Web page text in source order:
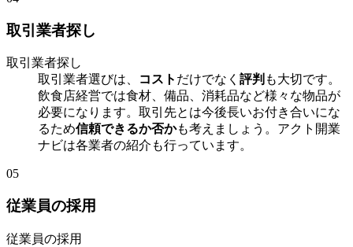
取引業者探し
取引業者探し
取引業者選びは、
コスト だけでなく 評判 も大切です。
飲食店経営では食材、備品、消耗品など様々な物品が
必要になります。取引先とは今後長いお付き合いにな
るため信頼できるか否かも考えましょう。アクト開業
ナビは各業者の紹介も行っています。
05
従業員の採用
従業員の採用